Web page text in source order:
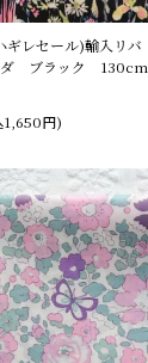
ギレセール)輸入リバ
ダ ブラック 130cm
円)